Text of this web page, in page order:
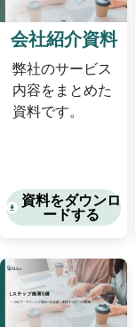
会社紹介資料
弊社のサービス
内容をまとめた
資料です。
資料をダウンロ
ードする